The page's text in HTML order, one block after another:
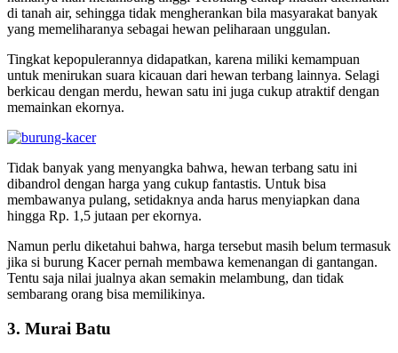
di tanah air, sehingga tidak mengherankan bila masyarakat banyak
yang memeliharanya sebagai hewan peliharaan unggulan.
Tingkat kepopulerannya didapatkan, karena miliki kemampuan
untuk menirukan suara kicauan dari hewan terbang lainnya. Selagi
berkicau dengan merdu, hewan satu ini juga cukup atraktif dengan
memainkan ekornya.
Tidak banyak yang menyangka bahwa, hewan terbang satu ini
dibandrol dengan harga yang cukup fantastis. Untuk bisa
membawanya pulang, setidaknya anda harus menyiapkan dana
hingga Rp. 1,5 jutaan per ekornya.
Namun perlu diketahui bahwa, harga tersebut masih belum termasuk
jika si burung Kacer pernah membawa kemenangan di gantangan.
Tentu saja nilai jualnya akan semakin melambung, dan tidak
sembarang orang bisa memilikinya.
3. Murai Batu